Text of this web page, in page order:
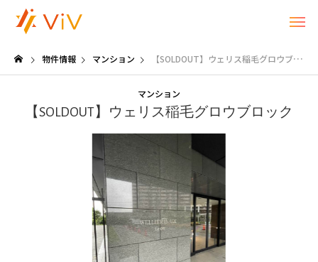
物件情報 マンション 【SOLDOUT】ウェリス稲毛グロウブロック
マンション
【SOLDOUT】ウェリス稲毛グロウブロック